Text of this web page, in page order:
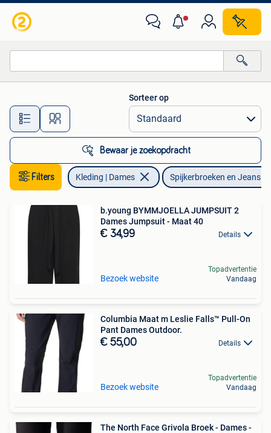
Alle afstanden…
Sorteer op
Bewaar je zoekopdracht
Filters Kleding | Dames Spijkerbroeken en Jeans
b.young BYMMJOELLA JUMPSUIT 2
Dames Jumpsuit - Maat 40
€ 34,99 Details
Bezoek website
Topadvertentie
Vandaag
Columbia Maat m Leslie Falls™ Pull-On
Pant Dames Outdoor.
€ 55,00 Details
Bezoek website
Topadvertentie
Vandaag
The North Face Grivola Broek - Dames -